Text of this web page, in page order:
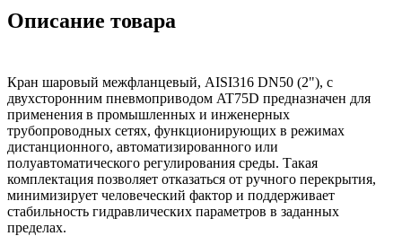
Описание товара
Кран шаровый межфланцевый, AISI316 DN50 (2"), с
двухсторонним пневмоприводом AT75D предназначен для
применения в промышленных и инженерных
трубопроводных сетях, функционирующих в режимах
дистанционного, автоматизированного или
полуавтоматического регулирования среды. Такая
комплектация позволяет отказаться от ручного перекрытия,
минимизирует человеческий фактор и поддерживает
стабильность гидравлических параметров в заданных
пределах.